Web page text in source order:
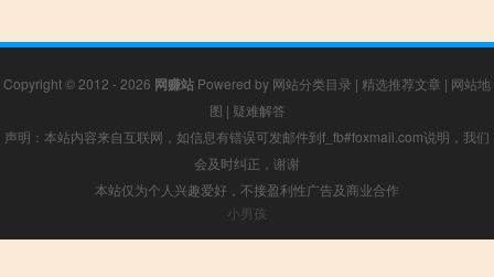
Copyright © 2012 - 2026 网赚站 Powered by 网站分类目录 | 精选推荐文章 | 网站地
图 | 疑难解答
声明：本站内容来自互联网，如信息有错误可发邮件到f_fb#foxmail.com说明，我们
会及时纠正，谢谢
本站仅为个人兴趣爱好，不接盈利性广告及商业合作
小男孩